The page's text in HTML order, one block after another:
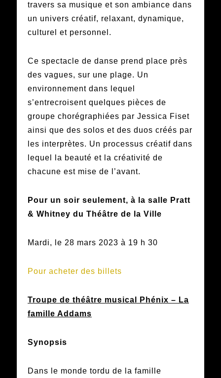
travers sa musique et son ambiance dans
un univers créatif, relaxant, dynamique,
culturel et personnel.
Ce spectacle de danse prend place près
des vagues, sur une plage. Un
environnement dans lequel
s’entrecroisent quelques pièces de
groupe chorégraphiées par Jessica Fiset
ainsi que des solos et des duos créés par
les interprètes. Un processus créatif dans
lequel la beauté et la créativité de
chacune est mise de l’avant.
Pour un soir seulement, à la salle Pratt
& Whitney du Théâtre de la Ville
Mardi, le 28 mars 2023 à 19 h 30
Pour acheter des billets
Troupe de théâtre musical Phénix – La
famille Addams
Synopsis
Dans le monde tordu de la famille